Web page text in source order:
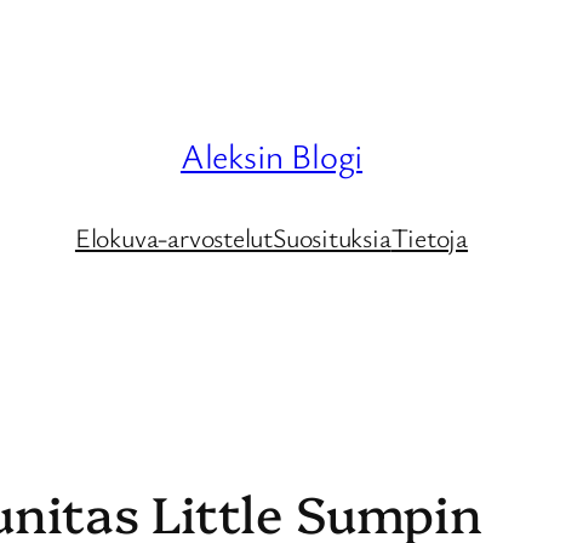
Aleksin Blogi
Elokuva-arvostelutSuosituksiaTietoja
Little Sumpin